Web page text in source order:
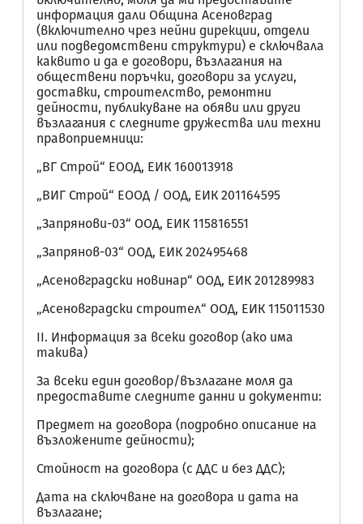
информация дали Община Асеновград
(включително чрез нейни дирекции, отдели
или подведомствени структури) е сключвала
каквито и да е договори, възлагания на
обществени поръчки, договори за услуги,
доставки, строителство, ремонтни
дейности, публикуване на обяви или други
възлагания с следните дружества или техни
правоприемници:
„ВГ Строй“ ЕООД, ЕИК 160013918
„ВИГ Строй“ ЕООД / ООД, ЕИК 201164595
„Запрянови-03“ ООД, ЕИК 115816551
„Запрянов-03“ ООД, ЕИК 202495468
„Асеновградски новинар“ ООД, ЕИК 201289983
„Асеновградски строител“ ООД, ЕИК 115011530
II. Информация за всеки договор (ако има
такива)
За всеки един договор/възлагане моля да
предоставите следните данни и документи:
Предмет на договора (подробно описание на
възложените дейности);
Стойност на договора (с ДДС и без ДДС);
Дата на сключване на договора и дата на
възлагане;